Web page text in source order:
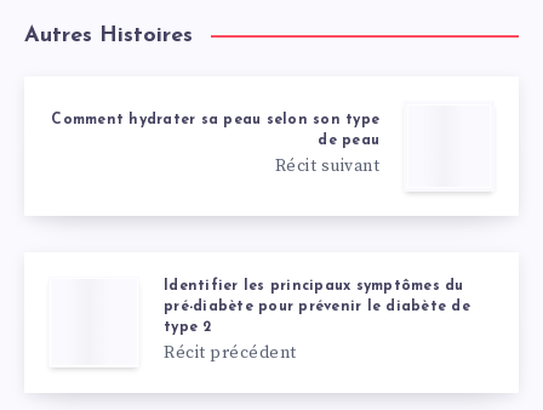
Autres Histoires
Comment hydrater sa peau selon son type
de peau
Récit suivant
Identifier les principaux symptômes du
pré-diabète pour prévenir le diabète de
type 2
Récit précédent